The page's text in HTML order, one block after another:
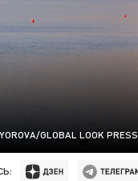
GLOBAL LOOK PRESS